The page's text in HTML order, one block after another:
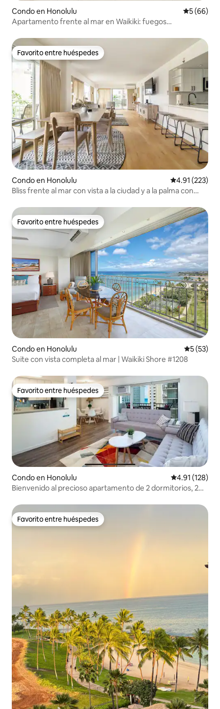
Condo en Honolulu
5 (66)
Apartamento frente al mar en Waikiki: fuegos
Favorito entre huéspedes
Favorito entre huéspedes
Condo en Honolulu Calificación
4.91 (223)
Bliss frente al mar con vista a la ciudad y a la palma con
Favorito entre huéspedes
Favorito entre huéspedes
Condo en Honolulu
5 (53)
Suite con vista completa al mar | Waikiki Shore #1208
Favorito entre huéspedes
Favorito entre huéspedes
Condo en Honolulu Calificación
4.91 (128)
Bienvenido al precioso apartamento de 2 dormitorios, 2
Favorito entre huéspedes
Favorito entre huéspedes